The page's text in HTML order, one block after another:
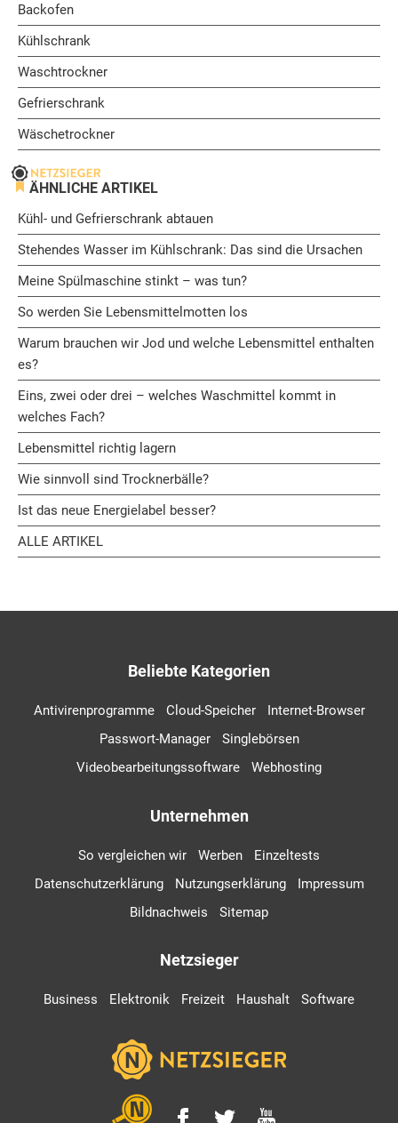
Backofen
Kühlschrank
Waschtrockner
Gefrierschrank
Wäschetrockner
ÄHNLICHE ARTIKEL
Kühl- und Gefrierschrank abtauen
Stehendes Wasser im Kühlschrank: Das sind die Ursachen
Meine Spülmaschine stinkt – was tun?
So werden Sie Lebensmittelmotten los
Warum brauchen wir Jod und welche Lebensmittel enthalten
es?
Eins, zwei oder drei – welches Waschmittel kommt in
welches Fach?
Lebensmittel richtig lagern
Wie sinnvoll sind Trocknerbälle?
Ist das neue Energielabel besser?
ALLE ARTIKEL
Beliebte Kategorien
Antivirenprogramme Cloud-Speicher
Internet-Browser
Passwort-Manager
Singlebörsen
Videobearbeitungssoftware
Webhosting
Unternehmen
So vergleichen wir Werben
Einzeltests
Datenschutzerklärung
Nutzungserklärung
Impressum
Bildnachweis
Sitemap
Netzsieger
Business Elektronik Freizeit Haushalt Software